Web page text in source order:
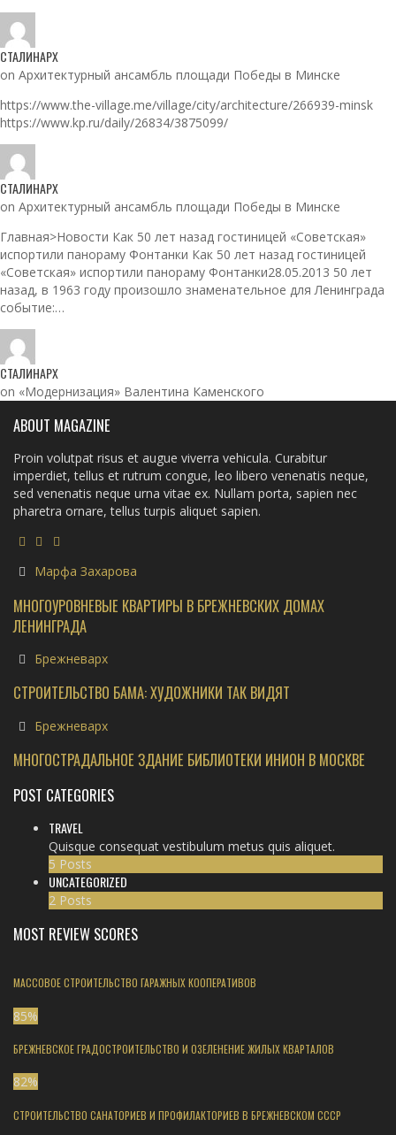
СТАЛИНАРХ
on Архитектурный ансамбль площади Победы в Минске
https://www.the-village.me/village/city/architecture/266939-minsk
https://www.kp.ru/daily/26834/3875099/
СТАЛИНАРХ
on Архитектурный ансамбль площади Победы в Минске
Главная>Новости Как 50 лет назад гостиницей «Советская»
испортили панораму Фонтанки Как 50 лет назад гостиницей
«Советская» испортили панораму Фонтанки28.05.2013 50 лет
назад, в 1963 году произошло знаменательное для Ленинграда
событие:…
СТАЛИНАРХ
on «Модернизация» Валентина Каменского
ABOUT MAGAZINE
Proin volutpat risus et augue viverra vehicula. Curabitur
imperdiet, tellus et rutrum congue, leo libero venenatis neque,
sed venenatis neque urna vitae ex. Nullam porta, sapien nec
pharetra ornare, tellus turpis aliquet sapien.
Марфа Захарова
МНОГОУРОВНЕВЫЕ КВАРТИРЫ В БРЕЖНЕВСКИХ ДОМАХ
ЛЕНИНГРАДА
Брежневарх
СТРОИТЕЛЬСТВО БАМА: ХУДОЖНИКИ ТАК ВИДЯТ
Брежневарх
МНОГОСТРАДАЛЬНОЕ ЗДАНИЕ БИБЛИОТЕКИ ИНИОН В МОСКВЕ
POST CATEGORIES
TRAVEL
Quisque consequat vestibulum metus quis aliquet.
5 Posts
UNCATEGORIZED
2 Posts
MOST REVIEW SCORES
МАССОВОЕ СТРОИТЕЛЬСТВО ГАРАЖНЫХ КООПЕРАТИВОВ
85%
БРЕЖНЕВСКОЕ ГРАДОСТРОИТЕЛЬСТВО И ОЗЕЛЕНЕНИЕ ЖИЛЫХ КВАРТАЛОВ
82%
СТРОИТЕЛЬСТВО САНАТОРИЕВ И ПРОФИЛАКТОРИЕВ В БРЕЖНЕВСКОМ СССР